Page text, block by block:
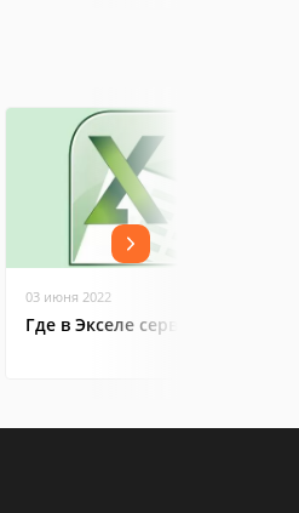
03 июня 2022
Где в Экселе сервис